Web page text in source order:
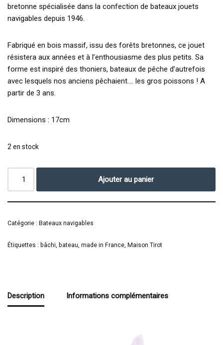
bretonne spécialisée dans la confection de bateaux jouets
navigables depuis 1946.
Fabriqué en bois massif, issu des forêts bretonnes, ce jouet
résistera aux années et à l’enthousiasme des plus petits. Sa
forme est inspiré des thoniers, bateaux de pêche d’autrefois
avec lesquels nos anciens pêchaient…. les gros poissons ! A
partir de 3 ans.
Dimensions : 17cm
2 en stock
Ajouter au panier
Catégorie : Bateaux navigables
Étiquettes : bâchi, bateau, made in France, Maison Tirot
Description Informations complémentaires